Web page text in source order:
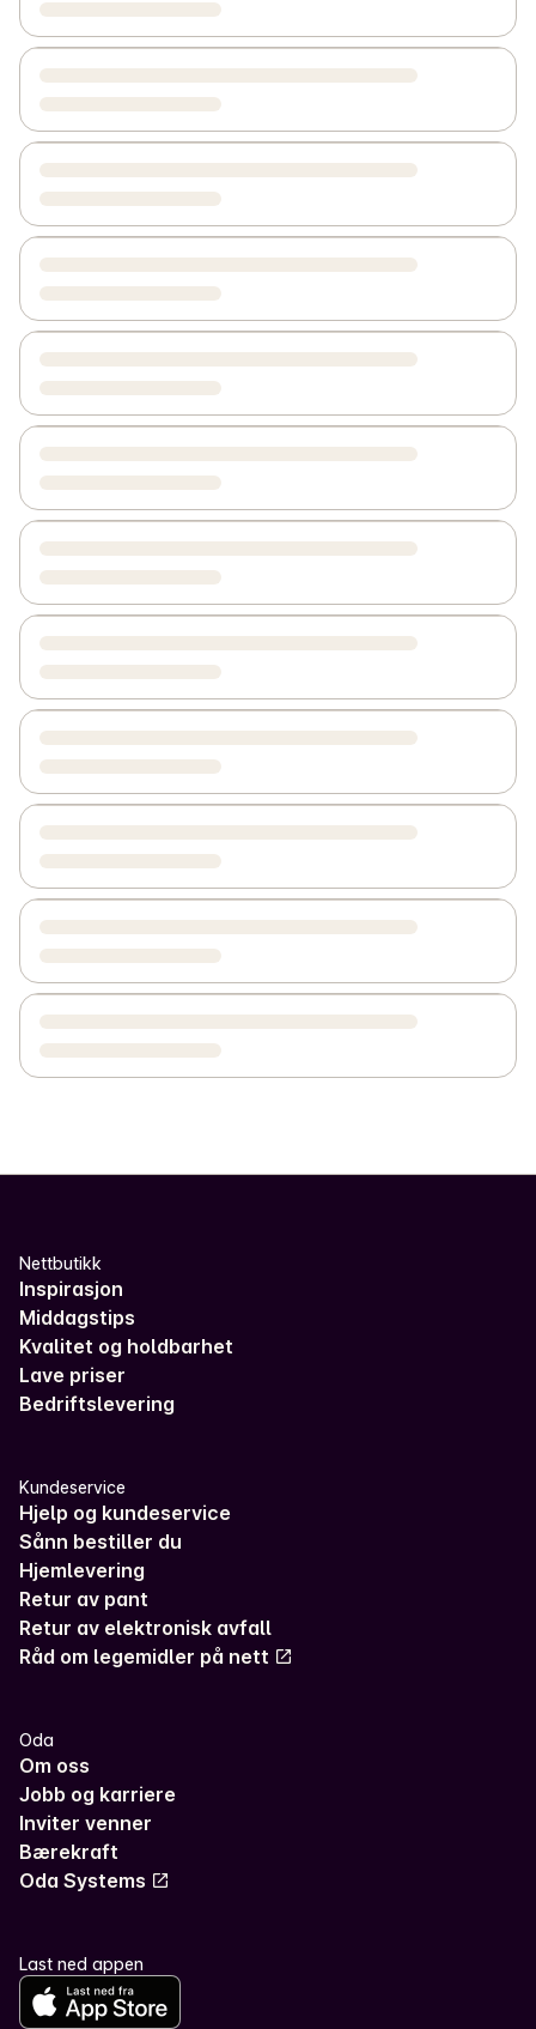
Nettbutikk
Inspirasjon
Middagstips
Kvalitet og holdbarhet
Lave priser
Bedriftslevering
Kundeservice
Hjelp og kundeservice
Sånn bestiller du
Hjemlevering
Retur av pant
Retur av elektronisk avfall
Råd om legemidler på nett
Oda
Om oss
Jobb og karriere
Inviter venner
Bærekraft
Oda Systems
Last ned appen